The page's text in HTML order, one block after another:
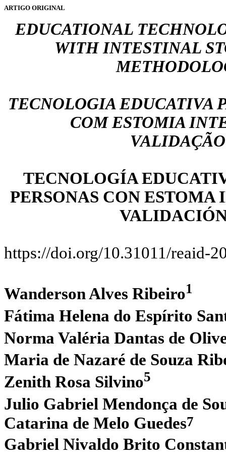
ARTIGO ORIGINAL
EDUCATIONAL
WITH INTESTINAL
TECNOLOGIA EDUCATIVA
COM ESTOMIA
TECNOLOGÍA
PERSONAS CON
https://doi.org/10.31011/reaid-
Wanderson Alves Ribeiro1
Fátima Helena do Espírito
Norma Valéria Dantas de
Maria de Nazaré de Souza
Zenith Rosa Silvino5
Julio Gabriel Mendonça de
Catarina de Melo Guedes7
Gabriel Nivaldo Brito